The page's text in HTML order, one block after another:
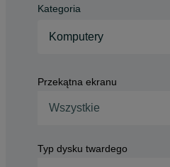
Kategoria
Komputery
Przekątna ekranu
Wszystkie
Typ dysku twardego